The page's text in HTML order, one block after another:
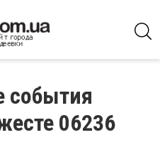
события
06236